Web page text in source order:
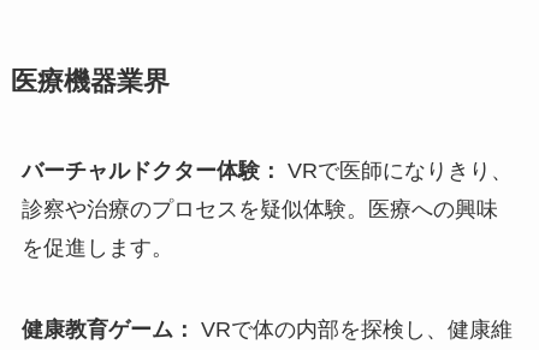
医療機器業界
バーチャルドクター体験： VRで医師になりきり、
診察や治療のプロセスを疑似体験。医療への興味
を促進します。
健康教育ゲーム： VRで体の内部を探検し、健康維